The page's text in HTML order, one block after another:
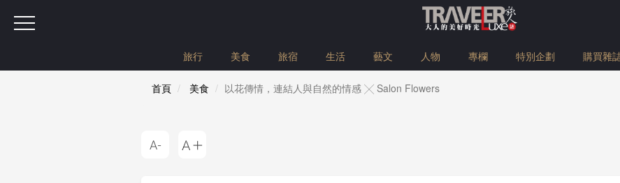
旅行 美食 旅宿 生活 藝文 人物 專欄 特別企劃 購買雜
首頁 美食 以花傳情，連結人與自然的情感 ╳ Salon Flowers